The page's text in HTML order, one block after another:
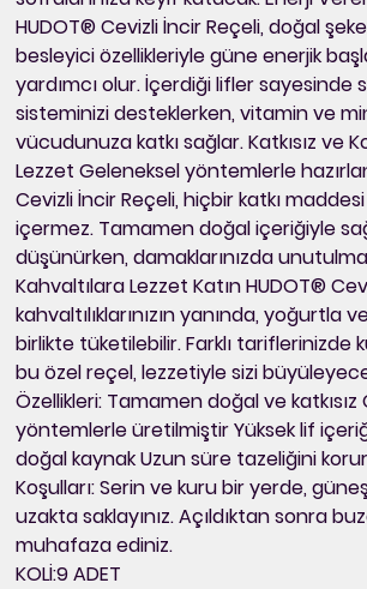
HUDOT® Cevizli İncir Reçeli, doğal
besleyici özellikleriyle güne enerjik
yardımcı olur. İçerdiği lifler sayesinde
sisteminizi desteklerken, vitamin ve
vücudunuza katkı sağlar. Katkısız ve
Lezzet Geleneksel yöntemlerle
Cevizli İncir Reçeli, hiçbir katkı
içermez. Tamamen doğal içeriğiyle
düşünürken, damaklarınızda
Kahvaltılara Lezzet Katın HUDOT®
kahvaltılıklarınızın yanında, yoğurtla
birlikte tüketilebilir. Farklı tariflerinizde
bu özel reçel, lezzetiyle sizi
Özellikleri: Tamamen doğal ve
yöntemlerle üretilmiştir Yüksek lif
doğal kaynak Uzun süre tazeliğini
Koşulları: Serin ve kuru bir yerde, güneş
uzakta saklayınız. Açıldıktan sonra
muhafaza ediniz.
KOLİ:9 ADET